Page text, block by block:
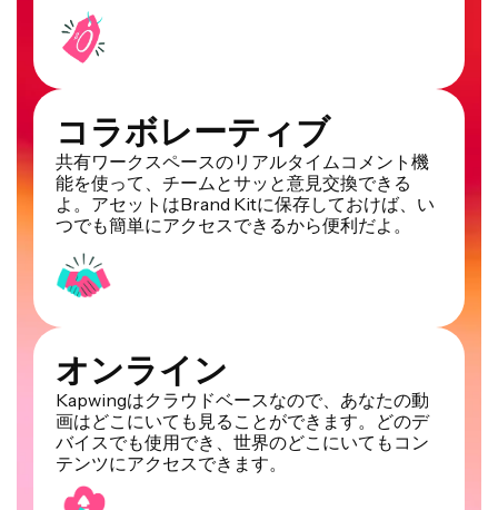
コラボレーティブ
共有ワークスペースのリアルタイムコメント機
能を使って、チームとサッと意見交換できる
よ。アセットはBrand Kitに保存しておけば、い
つでも簡単にアクセスできるから便利だよ。
オンライン
Kapwingはクラウドベースなので、あなたの動
画はどこにいても見ることができます。どのデ
バイスでも使用でき、世界のどこにいてもコン
テンツにアクセスできます。